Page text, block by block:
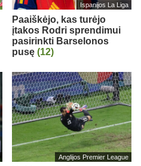
Ispanijos La Liga
Paaiškėjo, kas turėjo
įtakos Rodri sprendimui
pasirinkti Barselonos
pusę (12)
Anglijos Premier League